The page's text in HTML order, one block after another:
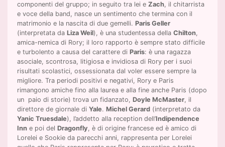
componenti del gruppo; in seguito tra lei eZach, il chitarrista
e voce della band, nasce un sentimento che termina con il
matrimonio e la nascita di due gemelli. Paris Geller
(interpretata da Liza Weil), è una studentessa dellaChilton,
amica-nemica di Rory; il loro rapporto è sempre stato difficile
e turbolento a causa del carattere di Paris: è una ragazza
asociale, scontrosa, litigiosa e invidiosa di Rory per i suoi
risultati scolastici, ossessionata dal voler essere sempre la
migliore. Tra periodi positivi e negativi, Rory e Paris
rimangono amiche fino alla laurea e alla fine anche Paris (dopo
un paio di storie) trova un fidanzato, Doyle McMaster, il
direttore de giornale diYale. Michel Gerard (interpretato da
Yanic Truesdale), l’addetto alla reception dell’Indipendence
Inn e poi del Dragonfly, è di origine francese ed è amico di
Lorelei e Sookie da parecchi anni, rappresenta per Lorelei